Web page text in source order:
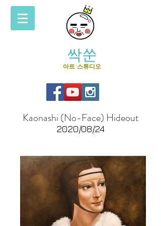
싹쑨
아트 스튜디오
Kaonashi (No-Face) Hideout
2020/08/24